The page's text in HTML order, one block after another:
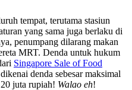
tempat, terutama stasiun
yang sama juga berlaku di
penumpang dilarang makan
MRT. Denda untuk hukum
Singapore Sale of Food
denda sebesar maksimal
juta rupiah! Walao eh!